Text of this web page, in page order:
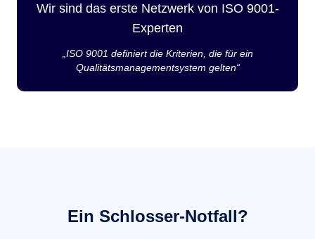
Wir sind das erste Netzwerk von ISO 9001-
Experten
„ISO 9001 definiert die Kriterien, die für ein
Qualitätsmanagementsystem gelten“
Ein Schlosser-Notfall?